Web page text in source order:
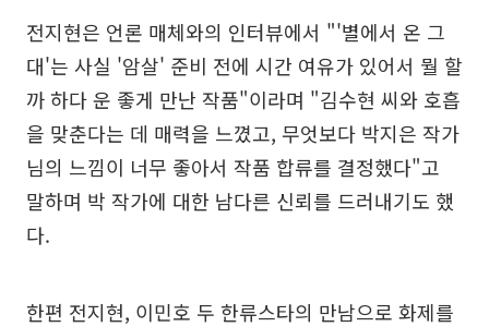
전지현은 언론 매체와의 인터뷰에서 "'별에서 온 그
대'는 사실 '암살' 준비 전에 시간 여유가 있어서 뭘 할
까 하다 운 좋게 만난 작품"이라며 "김수현 씨와 호흡
을 맞춘다는 데 매력을 느꼈고, 무엇보다 박지은 작가
님의 느낌이 너무 좋아서 작품 합류를 결정했다"고
말하며 박 작가에 대한 남다른 신뢰를 드러내기도 했
다.
한편 전지현, 이민호 두 한류스타의 만남으로 화제를